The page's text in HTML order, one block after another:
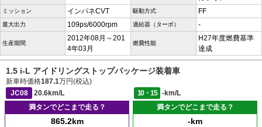
ミッション インパネCVT 駆動方式 FF
最大出力 109ps/6000rpm 過給器（ターボ） -
生産期間
2012年08月～201
4年03月
燃費性能
H27年度燃費基準
達成
1.5 i-L アイドリングストップパッケージ装着車
新車時価格187.1万円(税込)
JC08
20.6km/L 10・15
-km/L
満タンでどこまで走る？
865.2km
満タンでどこまで走る？
-km